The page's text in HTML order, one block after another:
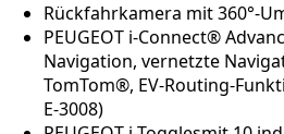
Rückfahrkamera mit 360°-
PEUGEOT i-Connect®
Navigation, vernetzte
TomTom®, EV-Routing-
E-3008)